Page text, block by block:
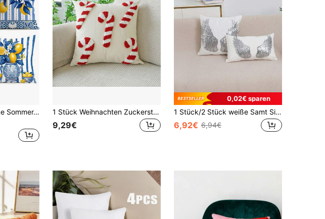
4 Stück/1 Stück blaue Sommer-Zitronenmuster Kissenbezüge ohne Füllung, einseitig bedruckte Kissenbezüge, geeignet für Wohnzimmer, Schlafzimmer, Heimdekoration, ganzjährig verwendbare Kissenbezüge
1 Stück Weihnachten Zuckerstangen Thema Plüsch Kissenbezug, Feiertag Heim Dekoration Kissenhülle, Schlafzimmer dekorativer Überwurf Kissenbezug
9,29€
0,02€ sparen
1 Stück/2 Stück weiße Samt Silber Flügel Muster Kissenbezug, bohemian Pailletten Stickerei Feder Deko Lendenkissen Bezug für Schlafzimmer, Wohnzimmer, Sofa, Auto, Feiertage, Garten, 30*50cm, 45*45cm, Kissenfüllung nicht enthalten
6,92€ 6,94€